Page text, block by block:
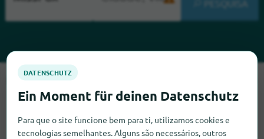
PESQUISA
Lamentamos, mas não conseguimos encontrar MissFox neste
momento. Se souber onde encontrar MissFox, ficaríamos
Para que o site funcione bem para ti, utilizamos cookies e
tecnologias semelhantes. Alguns são necessários, outros